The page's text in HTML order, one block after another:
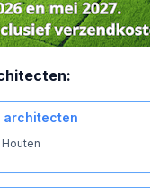
architecten